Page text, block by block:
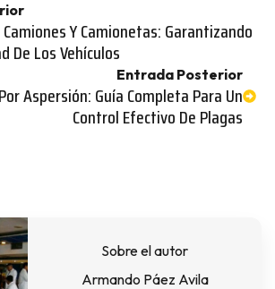
Y Camionetas: Garantizando
De Los Vehículos
Entrada Posterior
Aspersión: Guía Completa Para Un
Control Efectivo De Plagas
Sobre el autor
Armando Páez Avila